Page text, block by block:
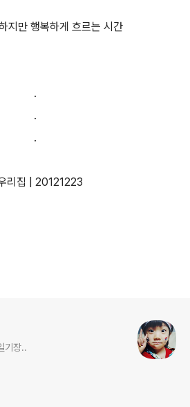
지만 행복하게 흐르는 시간
.
.
.
리집 | 20121223
기장..